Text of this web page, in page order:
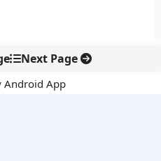
Next Page
Android App